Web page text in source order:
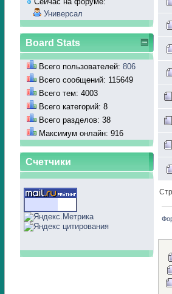
Универсал
Board Stats
Всего пользователей:806
Всего сообщений: 115649
Всего тем: 4003
Всего категорий: 8
Всего разделов: 38
Максимум онлайн: 916
Счетчики